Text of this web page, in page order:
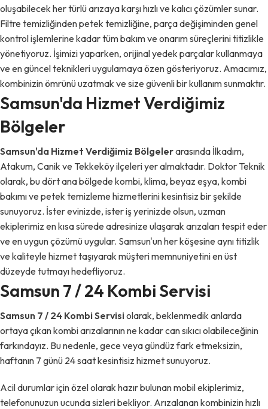
oluşabilecek her türlü arızaya karşı hızlı ve kalıcı çözümler sunar.
Filtre temizliğinden petek temizliğine, parça değişiminden genel
kontrol işlemlerine kadar tüm bakım ve onarım süreçlerini titizlikle
yönetiyoruz. İşimizi yaparken, orijinal yedek parçalar kullanmaya
ve en güncel teknikleri uygulamaya özen gösteriyoruz. Amacımız,
kombinizin ömrünü uzatmak ve size güvenli bir kullanım sunmaktır.
Samsun'da Hizmet Verdiğimiz
Bölgeler
Samsun'da Hizmet Verdiğimiz Bölgelerarasında İlkadım,
Atakum, Canik ve Tekkeköy ilçeleri yer almaktadır. Doktor Teknik
olarak, bu dört ana bölgede kombi, klima, beyaz eşya, kombi
bakımı ve petek temizleme hizmetlerini kesintisiz bir şekilde
sunuyoruz. İster evinizde, ister iş yerinizde olsun, uzman
ekiplerimiz en kısa sürede adresinize ulaşarak arızaları tespit eder
ve en uygun çözümü uygular. Samsun'un her köşesine aynı titizlik
ve kaliteyle hizmet taşıyarak müşteri memnuniyetini en üst
düzeyde tutmayı hedefliyoruz.
Samsun 7 / 24 Kombi Servisi
Samsun 7 / 24 Kombi Servisiolarak, beklenmedik anlarda
ortaya çıkan kombi arızalarının ne kadar can sıkıcı olabileceğinin
farkındayız. Bu nedenle, gece veya gündüz fark etmeksizin,
haftanın 7 günü 24 saat kesintisiz hizmet sunuyoruz.
Acil durumlar için özel olarak hazır bulunan mobil ekiplerimiz,
telefonunuzun ucunda sizleri bekliyor. Arızalanan kombinizin hızlı